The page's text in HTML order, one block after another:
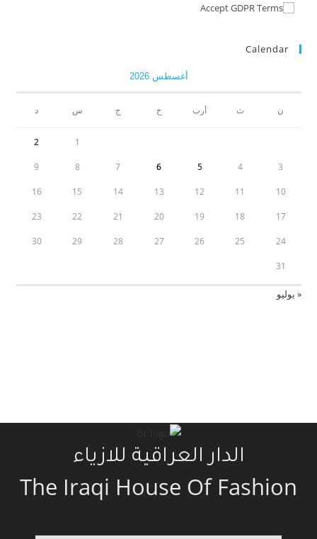
Accept GDPR Terms
Calendar
أغسطس 2026
ن ث أرب خ ج س د
1
2
3
4
5
6
7
8
9
10
11
12
13
14
15
16
17
18
19
20
21
22
23
24
25
26
27
28
29
30
31
« يوليو
الدار العراقية للازياء
The Iraqi House Of Fashion